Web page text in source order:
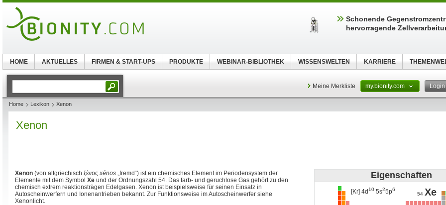
Meine Merkliste my.bionity.com Login
Home Lexikon Xenon
Xenon
Eigenschaften
[Kr] 4d105s25p6
54 Xe
Xenon (von altgriechisch ξένος xénos „fremd“) ist ein chemisches Element im Periodensystem der
Elemente mit dem Symbol Xe und der Ordnungszahl 54. Das farb- und geruchlose Gas gehört zu den
chemisch extrem reaktionsträgen Edelgasen. Xenon ist beispielsweise für seinen Einsatz in
Autoscheinwerfern und Ionenantrieben bekannt. Zur Funktionsweise im Autoscheinwerfer siehe
Xenonlicht.
Schonende
hervorragende
HOME AKTUELLES FIRMEN & START-UPS PRODUKTE WEBINAR-BIBLIOTHEK WISSENSWELTEN KARRIERE